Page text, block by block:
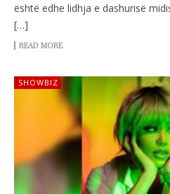
është edhe lidhja e dashurisë
[…]
READ MORE
SHOWBIZ